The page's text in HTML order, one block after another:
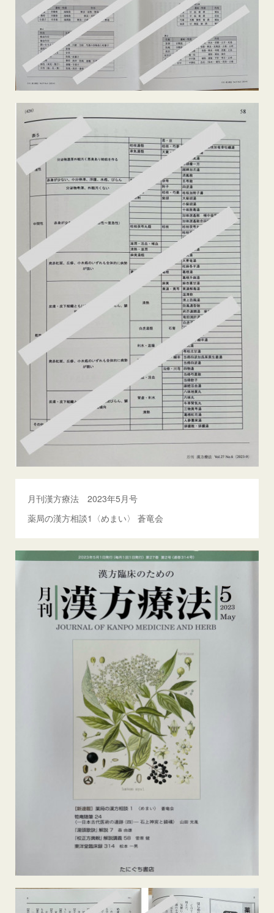
月刊漢方療法 2023年5月号
薬局の漢方相談1〈めまい〉 蒼竜会